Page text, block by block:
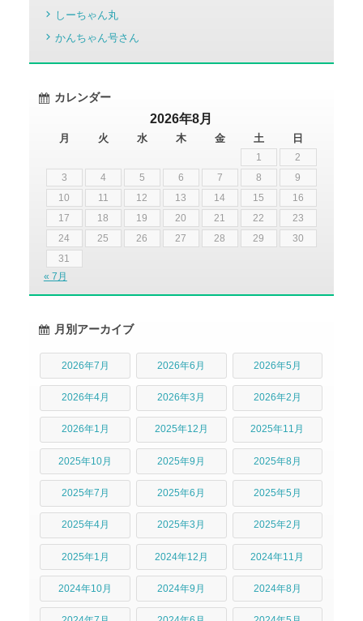
しーちゃん丸
かんちゃん号さん
カレンダー
2026年8月
月 火 水 木 金 土 日
1
2
3
4 5 6 7 8
9
10
11 12 13 14 15
16
17
18 19 20 21 22
23
24
25 26 27 28 29
30
31
« 7月
月別アーカイブ
2026年7月 2026年6月 2026年5月
2026年4月 2026年3月 2026年2月
2026年1月 2025年12月 2025年11月
2025年10月 2025年9月 2025年8月
2025年7月 2025年6月 2025年5月
2025年4月 2025年3月 2025年2月
2025年1月 2024年12月 2024年11月
2024年10月 2024年9月 2024年8月